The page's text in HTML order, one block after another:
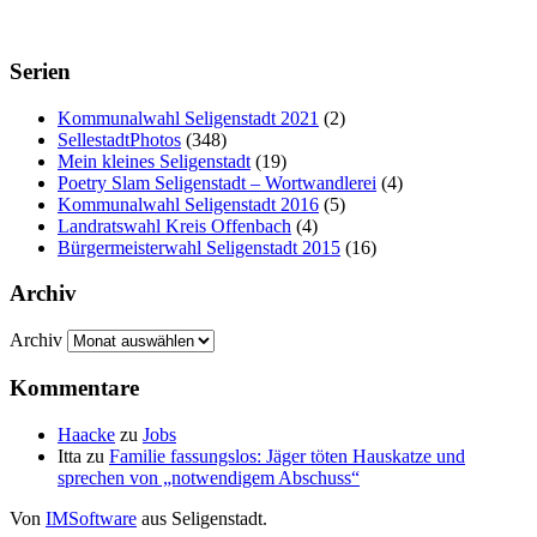
Serien
Kommunalwahl Seligenstadt 2021 (2)
SellestadtPhotos (348)
Mein kleines Seligenstadt (19)
Poetry Slam Seligenstadt – Wortwandlerei (4)
Kommunalwahl Seligenstadt 2016 (5)
Landratswahl Kreis Offenbach (4)
Bürgermeisterwahl Seligenstadt 2015 (16)
Archiv
Archiv
Kommentare
Haacke zu Jobs
Itta zu Familie fassungslos: Jäger töten Hauskatze und
sprechen von „notwendigem Abschuss“
Von IMSoftware aus Seligenstadt.